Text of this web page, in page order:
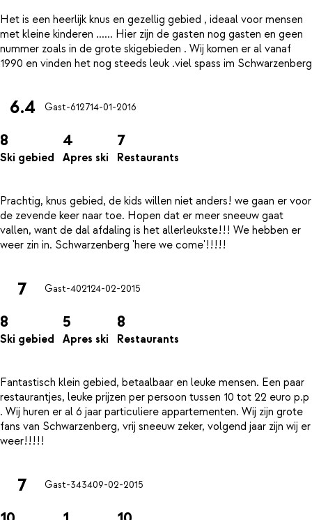
Het is een heerlijk knus en gezellig gebied , ideaal voor mensen
met kleine kinderen ...... Hier zijn de gasten nog gasten en geen
nummer zoals in de grote skigebieden . Wij komen er al vanaf
6.4 Gast-612714-01-2016
8
Ski gebied
4
Apres ski
7
Restaurants
Prachtig, knus gebied, de kids willen niet anders! we gaan er voor
de zevende keer naar toe. Hopen dat er meer sneeuw gaat
vallen, want de dal afdaling is het allerleukste!!! We hebben er
7 Gast-402124-02-2015
8
Ski gebied
5
Apres ski
8
Restaurants
Fantastisch klein gebied, betaalbaar en leuke mensen. Een paar
restaurantjes, leuke prijzen per persoon tussen 10 tot 22 euro p.p
. Wij huren er al 6 jaar particuliere appartementen. Wij zijn grote
fans van Schwarzenberg, vrij sneeuw zeker, volgend jaar zijn wij er
7 Gast-343409-02-2015